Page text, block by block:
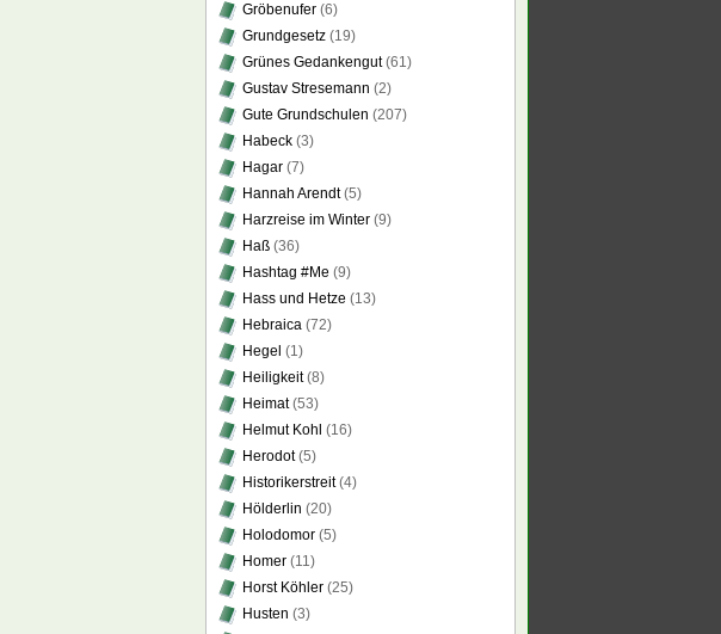
Gröbenufer (6)
Grundgesetz (19)
Grünes Gedankengut(61)
Gustav Stresemann (2)
Gute Grundschulen (207)
Habeck (3)
Hagar (7)
Hannah Arendt(5)
Harzreise im Winter (9)
Haß (36)
Hashtag #Me (9)
Hass und Hetze (13)
Hebraica (72)
Hegel (1)
Heiligkeit(8)
Heimat(53)
Helmut Kohl (16)
Herodot(5)
Historikerstreit(4)
Hölderlin (20)
Holodomor (5)
Homer (11)
Horst Köhler (25)
Husten (3)